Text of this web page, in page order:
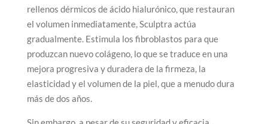
rellenos dérmicos de ácido hialurónico, que restauran
el volumen inmediatamente, Sculptra actúa
gradualmente. Estimula los fibroblastos para que
produzcan nuevo colágeno, lo que se traduce en una
mejora progresiva y duradera de la firmeza, la
elasticidad y el volumen de la piel, que a menudo dura
más de dos años.